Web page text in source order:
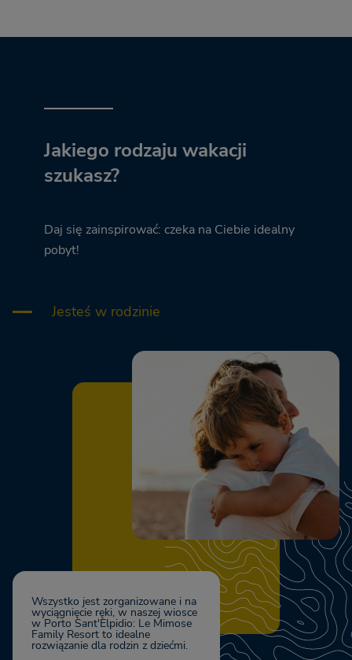
Jakiego rodzaju wakacji
szukasz?
Daj się zainspirować: czeka na Ciebie idealny
pobyt!
Jesteś w rodzinie
Wszystko jest zorganizowane i na
wyciągnięcie ręki, w naszej wiosce
w Porto Sant'Elpidio: Le Mimose
Family Resort to idealne
rozwiązanie dla rodzin z dziećmi.